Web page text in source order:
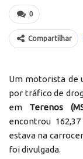
0
Compartilhar
Um motorista de
por tráfico de
em Terenos
encontrou
estava na
foi divulgada.